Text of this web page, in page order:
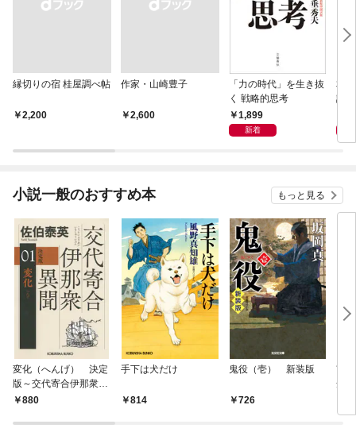
縁切りの宿 桂屋調べ帖
￥2,200
作家・山崎豊子
￥2,600
「力の時代」を生き抜
く 戦略的思考
1,899
新着
本
話）
小説一般のおすすめ本 もっと見る
変化（へんげ） 決定
版～交代寄合伊那衆異
聞（1）～
880
手下は犬だけ
814
鬼役（壱） 新装版
726
南
舟